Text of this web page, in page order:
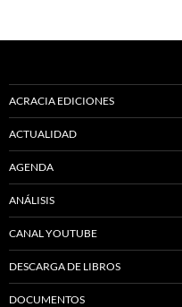
ACRACIA EDICIONES
ACTUALIDAD
AGENDA
ANÁLISIS
CANAL YOUTUBE
DESCARGA DE LIBROS
DOCUMENTOS